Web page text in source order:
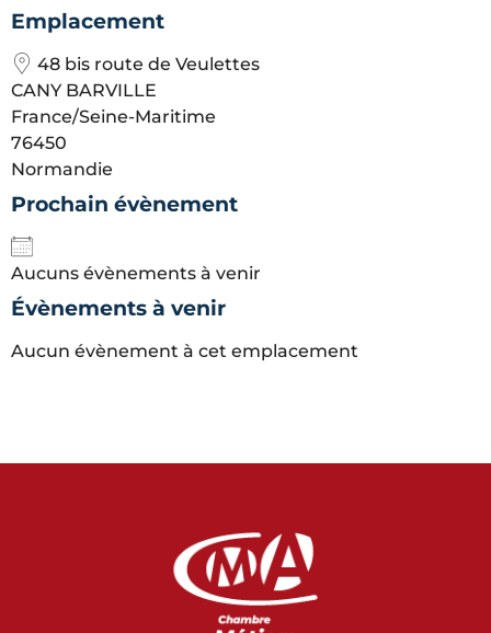
Emplacement
48 bis route de Veulettes
CANY BARVILLE
France/Seine-Maritime
76450
Normandie
Prochain évènement
Aucuns évènements à venir
Évènements à venir
Aucun évènement à cet emplacement